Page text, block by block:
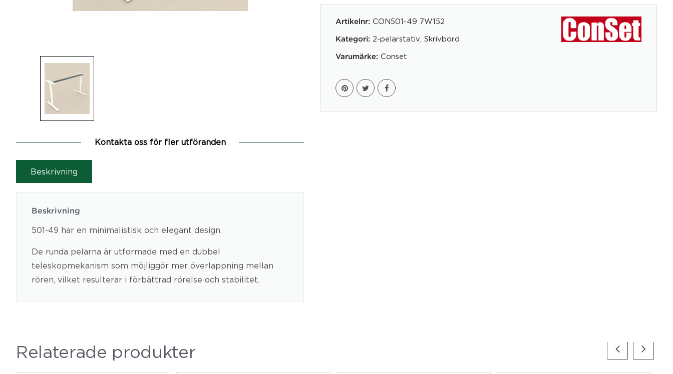
Kontakta oss för fler utföranden
Beskrivning
Beskrivning
501-49 har en minimalistisk och elegant design.
De runda pelarna är utformade med en dubbel
teleskopmekanism som möjliggör mer överlappning mellan
rören, vilket resulterar i förbättrad rörelse och stabilitet.
Artikelnr: CON501-49 7W152
Kategori: 2-pelarstativ Skrivbord
Varumärke: Conset
Relaterade produkter